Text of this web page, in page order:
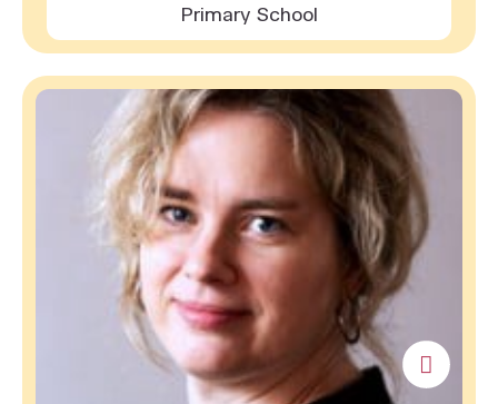
Primary School